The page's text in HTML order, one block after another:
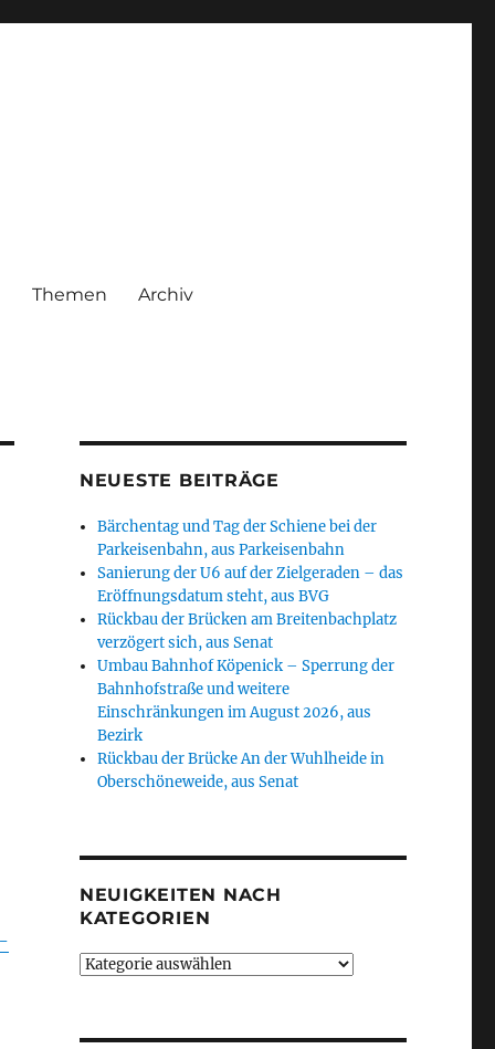
Themen Archiv
NEUESTE BEITRÄGE
Bärchentag und Tag der Schiene bei der
Parkeisenbahn, aus Parkeisenbahn
Sanierung der U6 auf der Zielgeraden – das
Eröffnungsdatum steht, aus BVG
Rückbau der Brücken am Breitenbachplatz
verzögert sich, aus Senat
Umbau Bahnhof Köpenick – Sperrung der
Bahnhofstraße und weitere
Einschränkungen im August 2026, aus
Bezirk
Rückbau der Brücke An der Wuhlheide in
Oberschöneweide, aus Senat
NEUIGKEITEN NACH
KATEGORIEN
Neuigkeiten